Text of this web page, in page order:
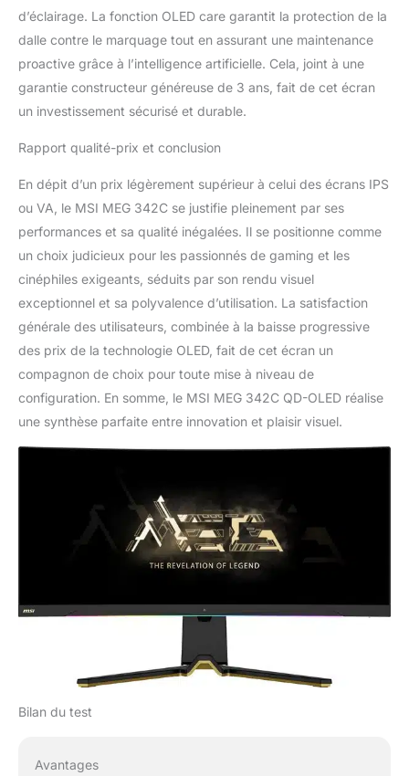
d’éclairage. La fonction OLED care garantit la protection de la
dalle contre le marquage tout en assurant une maintenance
proactive grâce à l’intelligence artificielle. Cela, joint à une
garantie constructeur généreuse de 3 ans, fait de cet écran
un investissement sécurisé et durable.
Rapport qualité-prix et conclusion
En dépit d’un prix légèrement supérieur à celui des écrans IPS
ou VA, le MSI MEG 342C se justifie pleinement par ses
performances et sa qualité inégalées. Il se positionne comme
un choix judicieux pour les passionnés de gaming et les
cinéphiles exigeants, séduits par son rendu visuel
exceptionnel et sa polyvalence d’utilisation. La satisfaction
générale des utilisateurs, combinée à la baisse progressive
des prix de la technologie OLED, fait de cet écran un
compagnon de choix pour toute mise à niveau de
configuration. En somme, le MSI MEG 342C QD-OLED réalise
une synthèse parfaite entre innovation et plaisir visuel.
Bilan du test
Avantages